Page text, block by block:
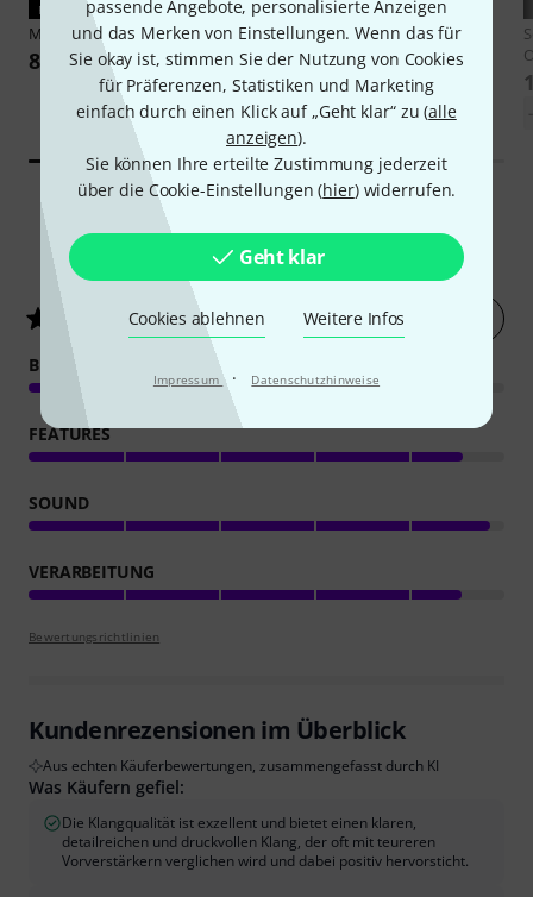
passende Angebote, personalisierte Anzeigen
und das Merken von Einstellungen. Wenn das für
Sie okay ist, stimmen Sie der Nutzung von Cookies
für Präferenzen, Statistiken und Marketing
einfach durch einen Klick auf „Geht klar“ zu (alle
anzeigen).
Sie können Ihre erteilte Zustimmung jederzeit
über die Cookie-Einstellungen (hier) widerrufen.
Geht klar
Cookies ablehnen Weitere Infos
Impressum · Datenschutzhinweise
PASST GARANTIERT
MutecOptical Cable 0,5m
8,90 €
PASST GARANTIERT
CordialCFD 3 DMT
99 €
UVP: 149,11 €
-34%
Kundenbewertungen
4.7/ 5 Jetzt bewerten
BEDIENUNG
FEATURES
SOUND
VERARBEITUNG
Bewertungsrichtlinien
Kundenrezensionen im Überblick
Aus echten Käuferbewertungen, zusammengefasst durch KI
Was Käufern gefiel:
Die Klangqualität ist exzellent und bietet einen klaren,
detailreichen und druckvollen Klang, der oft mit teureren
Vorverstärkern verglichen wird und dabei positiv hervorsticht.